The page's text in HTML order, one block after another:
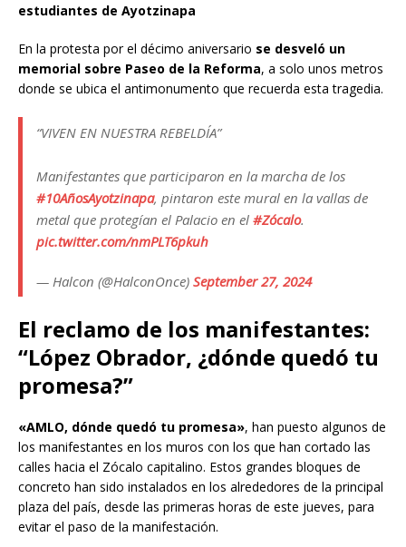
estudiantes de Ayotzinapa
En la protesta por el décimo aniversario se desveló un
memorial sobre Paseo de la Reforma, a solo unos metros
donde se ubica el antimonumento que recuerda esta tragedia.
“VIVEN EN NUESTRA REBELDÍA”
Manifestantes que participaron en la marcha de los
#10AñosAyotzinapa, pintaron este mural en la vallas de
metal que protegían el Palacio en el #Zócalo.
pic.twitter.com/nmPLT6pkuh
— Halcon (@HalconOnce) September 27, 2024
El reclamo de los manifestantes:
“López Obrador, ¿dónde quedó tu
promesa?”
«AMLO, dónde quedó tu promesa», han puesto algunos de
los manifestantes en los muros con los que han cortado las
calles hacia el Zócalo capitalino. Estos grandes bloques de
concreto han sido instalados en los alrededores de la principal
plaza del país, desde las primeras horas de este jueves, para
evitar el paso de la manifestación.